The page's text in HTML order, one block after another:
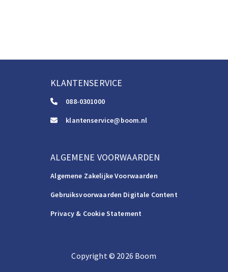
KLANTENSERVICE
088-0301000
klantenservice@boom.nl
ALGEMENE VOORWAARDEN
Algemene Zakelijke Voorwaarden
Gebruiksvoorwaarden Digitale Content
Privacy & Cookie Statement
Copyright©️ 2026 Boom